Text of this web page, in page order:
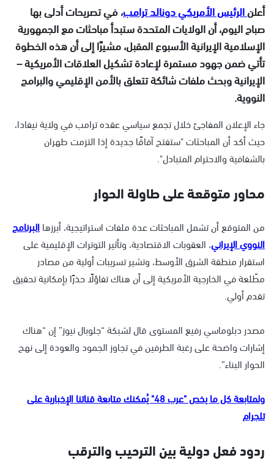
أعلنالرئيس الأمريكي دونالد ترامب، في تصريحات أدلى بها
صباح اليوم، أن الولايات المتحدة ستبدأ مباحثات مع الجمهورية
الإسلامية الإيرانية الأسبوع المقبل، مشيرًا إلى أن هذه الخطوة
تأتي ضمن جهود مستمرة لإعادة تشكيل العلاقات الأمريكية –
الإيرانية وبحث ملفات شائكة تتعلق بالأمن الإقليمي والبرامج
النووية.
جاء الإعلان المفاجئ خلال تجمع سياسي عقده ترامب في ولاية نيفادا،
حيث أكد أن المباحثات "ستفتح آفاقًا جديدة إذا التزمت طهران
بالشفافية والاحترام المتبادل".
محاور متوقعة على طاولة الحوار
من المتوقع أن تشمل المباحثات عدة ملفات استراتيجية، أبرزهاالبرنامج
النووي الإيراني، العقوبات الاقتصادية، وتأثير التوترات الإقليمية على
استقرار منطقة الشرق الأوسط، وتشير تسريبات أولية من مصادر
مطّلعة في الخارجية الأمريكية إلى أن هناك تفاؤلًا حذرًا بإمكانية تحقيق
تقدم أولي.
مصدر دبلوماسي رفيع المستوى قال لشبكة “جلوبال نيوز” إن “هناك
إشارات واضحة على رغبة الطرفين في تجاوز الجمود والعودة إلى نهج
الحوار البناء”.
ولمتابعة كل ما يخص "عرب 48" يُمكنك متابعة قناتنا الإخبارية على
تلجرام
ردود فعل دولية بين الترحيب والترقب